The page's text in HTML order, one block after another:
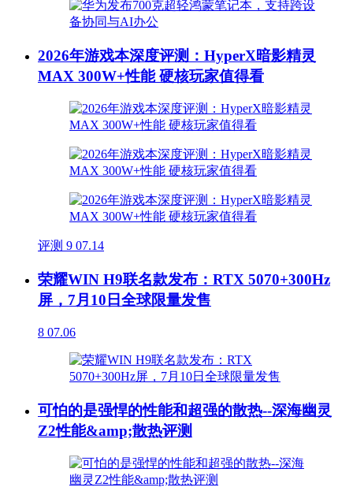
2026年游戏本深度评测：HyperX暗影精灵
MAX 300W+性能 硬核玩家值得看
评测 9 07.14
荣耀WIN H9联名款发布：RTX 5070+300Hz
屏，7月10日全球限量发售
8 07.06
可怕的是强悍的性能和超强的散热--深海幽灵
Z2性能&amp;散热评测